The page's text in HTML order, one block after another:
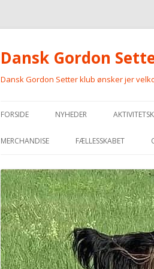
Dansk Gordon
Dansk Gordon Setter klub ønsker jer
FORSIDE NYHEDER
MERCHANDISE FÆLLESSKABET